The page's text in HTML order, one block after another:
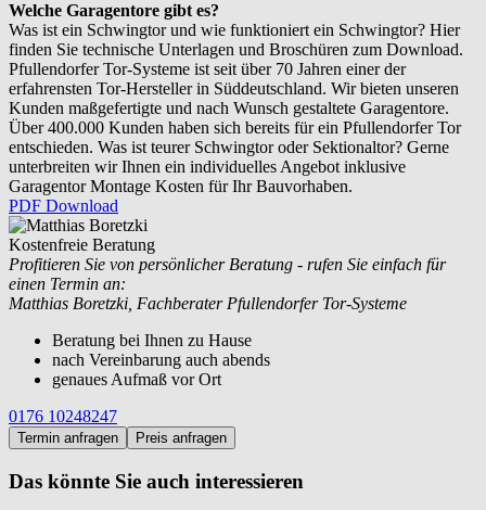
Welche Garagentore gibt es?
Was ist ein Schwingtor und wie funktioniert ein Schwingtor? Hier
finden Sie technische Unterlagen und Broschüren zum Download.
Pfullendorfer Tor-Systeme ist seit über 70 Jahren einer der
erfahrensten Tor-Hersteller in Süddeutschland. Wir bieten unseren
Kunden maßgefertigte und nach Wunsch gestaltete Garagentore.
Über 400.000 Kunden haben sich bereits für ein Pfullendorfer Tor
entschieden. Was ist teurer Schwingtor oder Sektionaltor? Gerne
unterbreiten wir Ihnen ein individuelles Angebot inklusive
Garagentor Montage Kosten für Ihr Bauvorhaben.
PDF Download
Kostenfreie Beratung
Profitieren Sie von persönlicher Beratung - rufen Sie einfach für
einen Termin an:
Matthias Boretzki, Fachberater Pfullendorfer Tor-Systeme
Beratung bei Ihnen zu Hause
nach Vereinbarung auch abends
genaues Aufmaß vor Ort
0176 10248247
Termin anfragen Preis anfragen
Das könnte Sie auch interessieren